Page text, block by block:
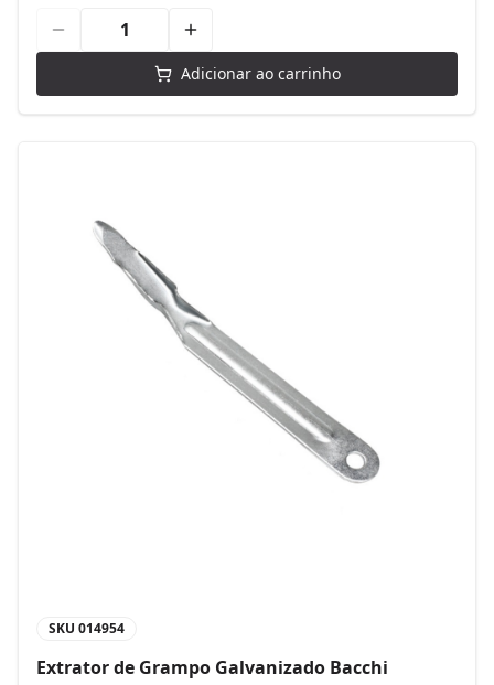
Adicionar ao carrinho
SKU 014954
Extrator de Grampo Galvanizado Bacchi